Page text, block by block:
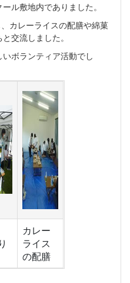
ル敷地内でありました。
カレーライスの配膳や綿菓
交流しました。
ボランティア活動でし
カレー
ライス
の配膳